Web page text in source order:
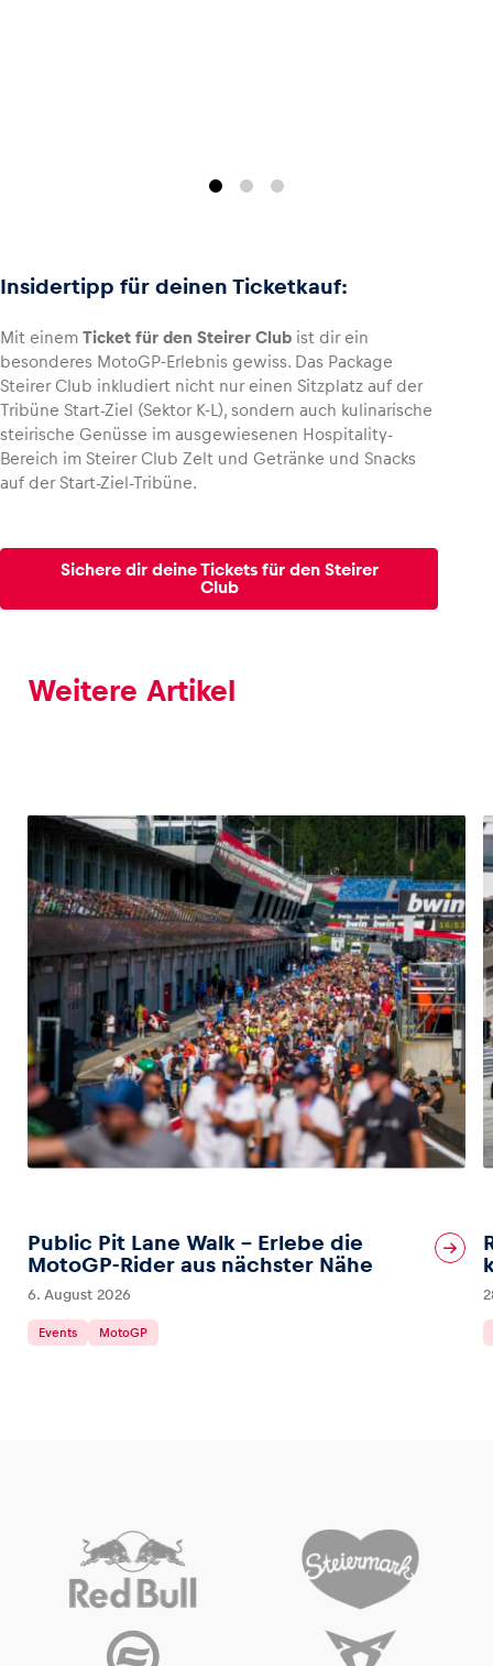
Insidertipp für deinen Ticketkauf:
Mit einem Ticket für den Steirer Club ist dir ein
besonderes MotoGP-Erlebnis gewiss. Das Package
Steirer Club inkludiert nicht nur einen Sitzplatz auf der
Tribüne Start-Ziel (Sektor K-L), sondern auch kulinarische
steirische Genüsse im ausgewiesenen Hospitality-
Bereich im Steirer Club Zelt und Getränke und Snacks
auf der Start-Ziel-Tribüne.
Sichere dir deine Tickets für den Steirer
Club
Weitere Artikel
Public Pit Lane Walk – Erlebe die
MotoGP-Rider aus nächster Nähe
6. August 2026
Events MotoGP